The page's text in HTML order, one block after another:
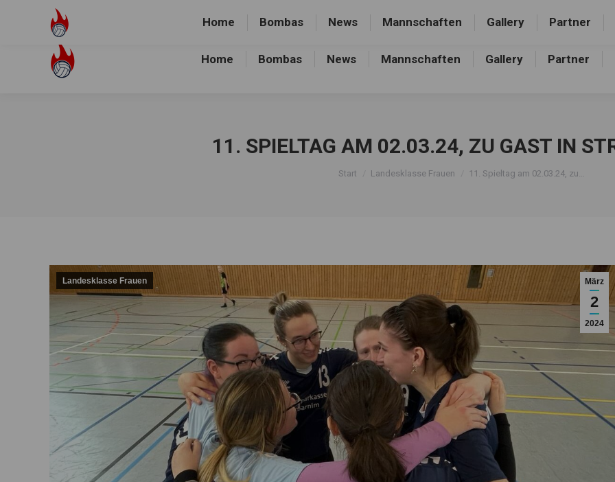
Volley-Bombas e.V.
Home Bombas News Mannschaften Gallery Partner
11. SPIELTAG AM 02.03.24, ZU GAST IN
Sie befinden sich hier:
Start Landesklasse Frauen 11. Spieltag am 02.03.24, zu…
März
2
2024
Landesklasse Frauen
Home Bombas News Mannschaften Gallery Partner